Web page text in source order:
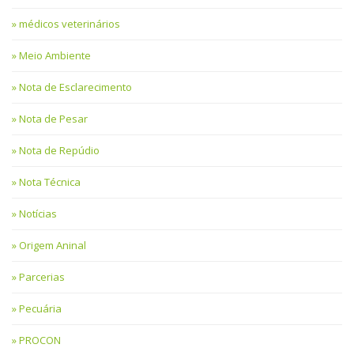
médicos veterinários
Meio Ambiente
Nota de Esclarecimento
Nota de Pesar
Nota de Repúdio
Nota Técnica
Notícias
Origem Aninal
Parcerias
Pecuária
PROCON